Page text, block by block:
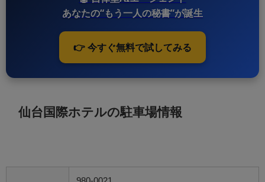
あなたの“もう一人の秘書”が誕生
👉 今すぐ無料で試してみる
仙台国際ホテルの駐車場情報